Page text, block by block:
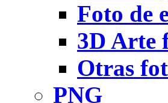
Foto de
3D Arte
Otras
PNG